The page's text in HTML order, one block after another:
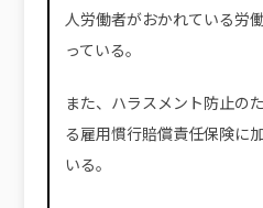
人労働者がおかれている労
っている。
また、ハラスメント防止の
る雇用慣行賠償責任保険に
いる。